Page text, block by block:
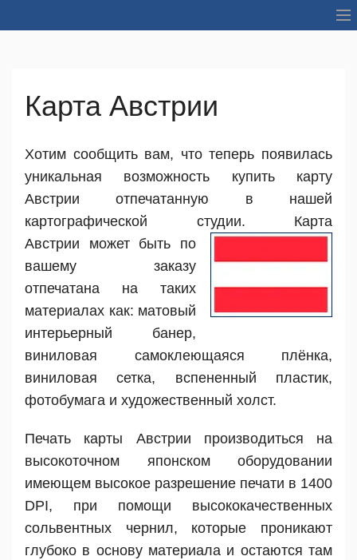
Материал
Портфолио
Партнёры
Цены и скидки
Оборудование
Карта Австрии
Хотим сообщить вам, что теперь появилась
уникальная возможность купить карту
Австрии отпечатанную в нашей
картографической студии. Карта
Австрии может быть по
вашему заказу
отпечатана на таких
материалах как: матовый
интерьерный банер,
виниловая самоклеющаяся плёнка,
виниловая сетка, вспененный пластик,
фотобумага и художественный холст.
Печать карты Австрии производиться на
высокоточном японском оборудовании
имеющем высокое разрешение печати в 1400
DPI, при помощи высококачественных
сольвентных чернил, которые проникают
глубоко в основу материала и остаются там